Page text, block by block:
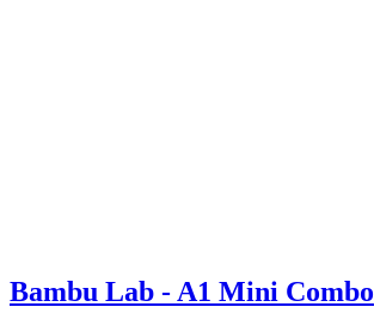
Bambu Lab - A1 Mini Combo